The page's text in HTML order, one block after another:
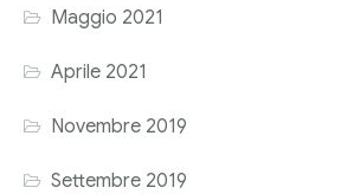
Maggio 2021
Aprile 2021
Novembre 2019
Settembre 2019